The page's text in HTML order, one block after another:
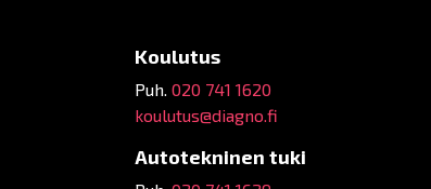
Koulutus
Puh. 020 741 1620
koulutus@diagno.fi
Autotekninen tuki